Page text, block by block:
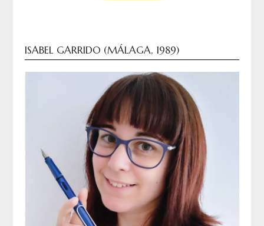
ISABEL GARRIDO (MÁLAGA, 1989)